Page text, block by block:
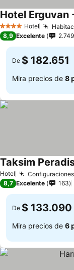
4 EstrellasHotel
Hotel Erguvan
8,9 Excelente 2.749
De $ 182.651
Mira precios de 8
Hotel
Taksim
8,7 Excelente 163
De $ 133.090
Mira precios de 6